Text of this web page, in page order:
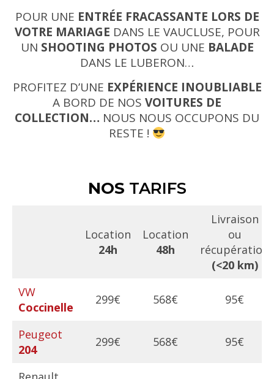
POUR UNE ENTRÉE FRACASSANTE LORS DE
VOTRE MARIAGE DANS LE VAUCLUSE, POUR
UN SHOOTING PHOTOS OU UNE BALADE
DANS LE LUBERON…
PROFITEZ D’UNE EXPÉRIENCE INOUBLIABLE
A BORD DE NOS VOITURES DE
COLLECTION… NOUS NOUS OCCUPONS DU
RESTE !
NOS TARIFS
Location
24h
Location
48h
Livraison
ou
récupération
(<20 km)
VW
Coccinelle
299€ 568€ 95€
Peugeot
204
299€ 568€ 95€